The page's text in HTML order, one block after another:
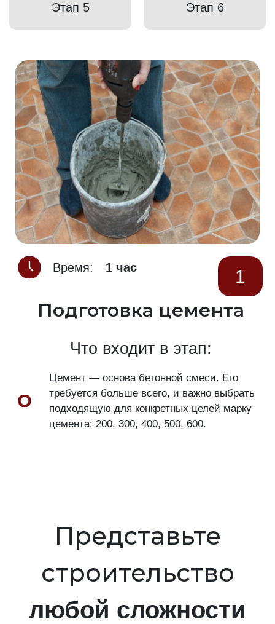
Этап 5 Этап 6
Время: 1 час 1
Подготовка цемента
Что входит в этап:
Цемент — основа бетонной смеси. Его
требуется больше всего, и важно выбрать
подходящую для конкретных целей марку
цемента: 200, 300, 400, 500, 600.
Представьте
строительство
любой сложности